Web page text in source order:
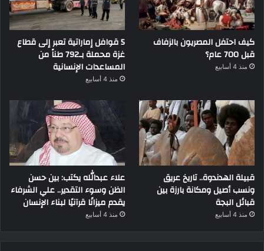
كيف احتفل المصريون بالزفاف
قبل 700 عام؟
منذ 4 أسابيع
5 قوافل إماراتية تعبر إلى قطاع
غزة محملة بـ792 طناً من
المساعدات الإنسانية
منذ 4 أسابيع
قبيلة الهدندوة.. تاريخ عريق
ونسب أصيل ومكانة بارزة بين
قبائل البجة
منذ 4 أسابيع
علاء عبدالله يكتب: بين حسن
الظن وسوء التقدير.. علي الشرفاء
يقدم ميزانًا قرآنيًا لبناء الإنسان
منذ 4 أسابيع